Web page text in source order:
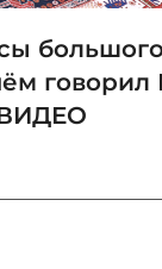
говорил